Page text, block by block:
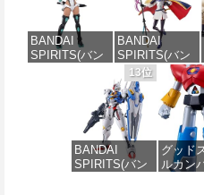
スケール 色分
け済みプラモ
デル
価格：¥1,800
ダムX ガンダ
ムエアマスタ
ー 1/144スケー
ル 色分け済み
プラモデル
価格：¥3,600
BANDAI
SPIRITS(バン
エ[カラーC] 色
分け済みプラ
価格：¥4,500
BANDAI
SPIRITS(バン
ダイ スピリッ
ツ) 30MS
Fate/Grand
Order アルトリ
ア・キャスタ
ー 色分け済み
プラモデル
13位
BANDAI
SPIRITS(バン
グッド
ルカン